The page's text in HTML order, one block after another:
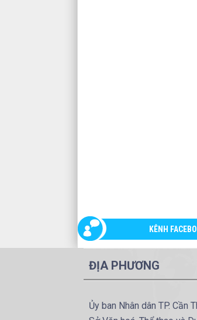
KÊNH
ĐỊA PHƯƠNG
Ủy ban Nhân dân TP. Cần